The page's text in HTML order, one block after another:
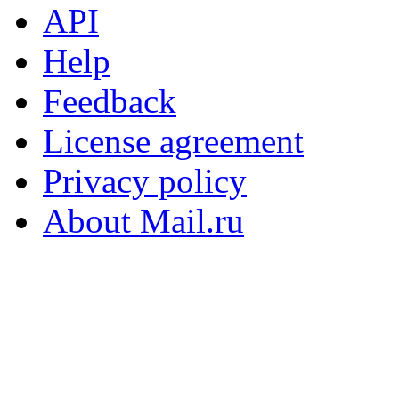
API
Help
Feedback
License agreement
Privacy policy
About Mail.ru